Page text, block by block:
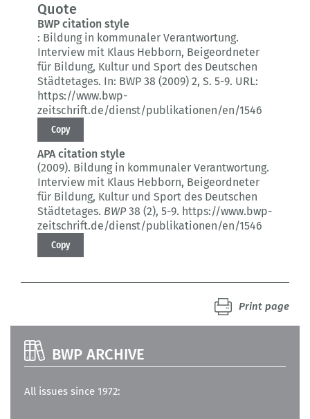
Quote
BWP citation style
: Bildung in kommunaler Verantwortung.
Interview mit Klaus Hebborn, Beigeordneter
für Bildung, Kultur und Sport des Deutschen
Städtetages. In: BWP 38 (2009) 2, S. 5-9. URL:
https://www.bwp-
zeitschrift.de/dienst/publikationen/en/1546
Copy
APA citation style
(2009). Bildung in kommunaler Verantwortung.
Interview mit Klaus Hebborn, Beigeordneter
für Bildung, Kultur und Sport des Deutschen
Städtetages. BWP38 (2), 5-9. https://www.bwp-
zeitschrift.de/dienst/publikationen/en/1546
Copy
Print page
BWP ARCHIVE
All issues since 1972: